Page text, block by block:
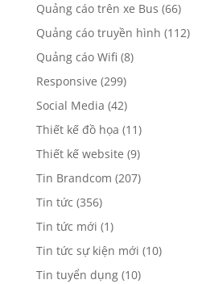
Quảng cáo trên xe Bus (66)
Quảng cáo truyền hình (112)
Quảng cáo Wifi (8)
Responsive (299)
Social Media (42)
Thiết kế đồ họa (11)
Thiết kế website (9)
Tin Brandcom (207)
Tin tức (356)
Tin tức mới (1)
Tin tức sự kiện mới (10)
Tin tuyển dụng(10)